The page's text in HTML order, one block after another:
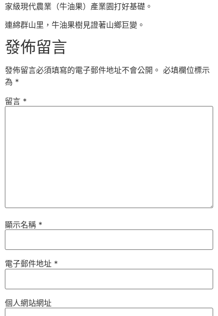
家級現代農業（牛油果）產業園打好基礎。
連綿群山里，牛油果樹見證著山鄉巨變。
發佈留言
發佈留言必須填寫的電子郵件地址不會公開。 必填欄位標示
為 *
留言 *
顯示名稱 *
電子郵件地址 *
個人網站網址